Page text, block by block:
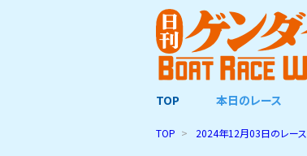
TOP 本日のレース
TOP 2024年12月03日のレース